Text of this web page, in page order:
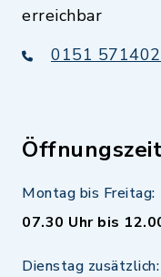
erreichbar
0151
Montag bis Freitag:
07.30 Uhr bis
Dienstag zusätzlich: